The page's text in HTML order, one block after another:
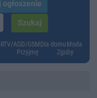
RTV/AGD/GSMDla domuModa
Przyjmę Zguby